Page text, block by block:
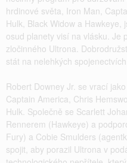
hrdinové světa, Iron Man,
Hulk, Black Widow a
osud planety visí na vlásku. Je
zločinného Ultrona.
stát na nelehkých
Robert Downey Jr. se vrací
Captain America, Chris
Hulk. Společně se Scarlett
Rennerem (Hawkeye) a
Fury) a Cobie Smulders
spojit, aby porazil Ultrona v